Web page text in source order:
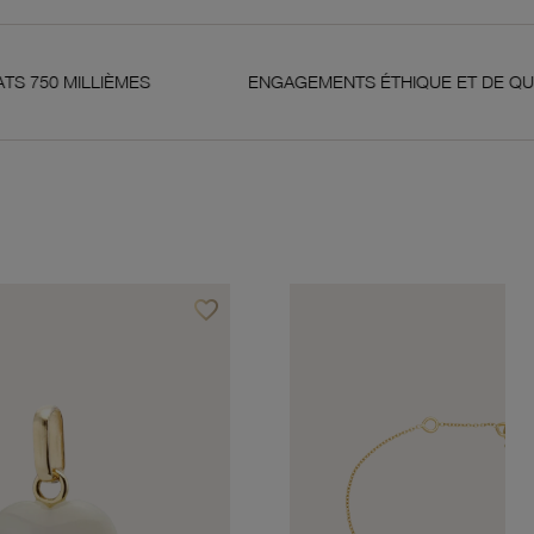
ENGAGEMENTS ÉTHIQUE ET DE QUALITÉ
favorite_borderAjouter à vos favoris